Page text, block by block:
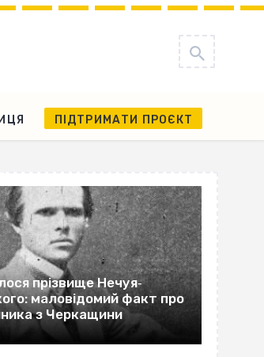
ПІДТРИМАТИ ПРОЄКТ
прізвище Нечуя‐
маловідомий факт про
з Черкащини